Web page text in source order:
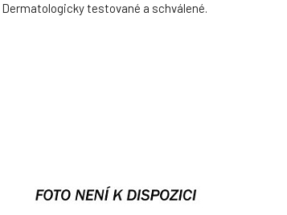
Dermatologicky testované a schválené.